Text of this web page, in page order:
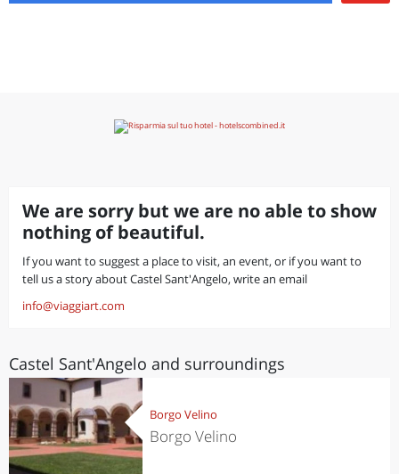
We are sorry but we are no able to show
nothing of beautiful.
If you want to suggest a place to visit, an event, or if you want to
tell us a story about Castel Sant'Angelo, write an email
info@viaggiart.com
Castel Sant'Angelo and surroundings
Borgo Velino
Borgo Velino